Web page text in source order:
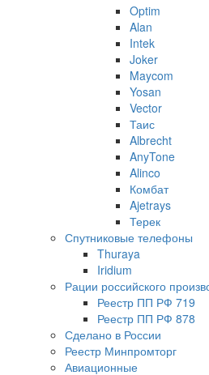
Optim
Alan
Intek
Joker
Maycom
Yosan
Vector
Таис
Albrecht
AnyTone
Alinco
Комбат
Ajetrays
Терек
Спутниковые телефоны
Thuraya
Iridium
Рации российского
Реестр ПП РФ 719
Реестр ПП РФ 878
Сделано в России
Реестр Минпромторг
Авиационные